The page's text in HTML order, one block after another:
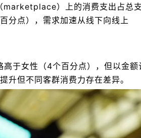
）上的消费支出占总
分点），需求加速从线下向线上
于女性（4个百分点），但以金额
升但不同客群消费力存在差异。